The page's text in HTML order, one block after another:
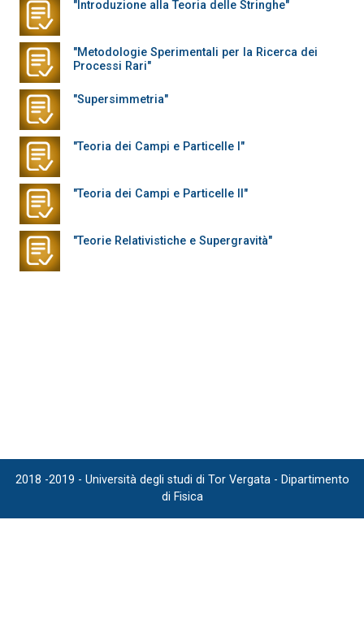
"Introduzione alla Teoria delle Stringhe"
"Metodologie Sperimentali per la Ricerca dei
Processi Rari"
"Supersimmetria"
"Teoria dei Campi e Particelle I"
"Teoria dei Campi e Particelle II"
"Teorie Relativistiche e Supergravità"
2018 -2019 - Università degli studi di Tor Vergata - Dipartimento
di Fisica